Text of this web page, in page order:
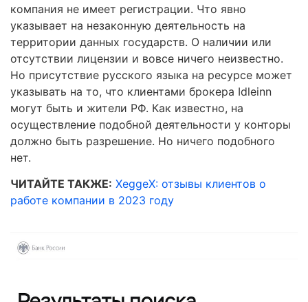
компания не имеет регистрации. Что явно
указывает на незаконную деятельность на
территории данных государств. О наличии или
отсутствии лицензии и вовсе ничего неизвестно.
Но присутствие русского языка на ресурсе может
указывать на то, что клиентами брокера Idleinn
могут быть и жители РФ. Как известно, на
осуществление подобной деятельности у конторы
должно быть разрешение. Но ничего подобного
нет.
ЧИТАЙТЕ ТАКЖЕ: XeggeX: отзывы клиентов о
работе компании в 2023 году